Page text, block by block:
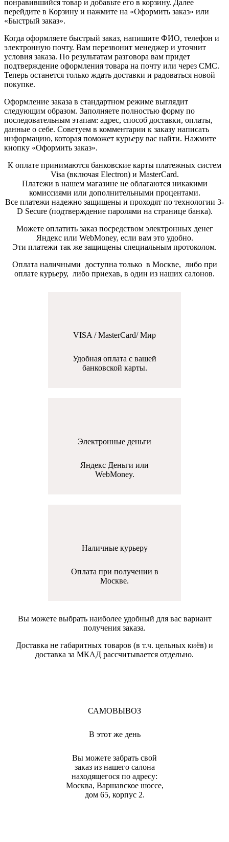
понравившийся товар и добавьте его в корзину. Далее
перейдите в Корзину и нажмите на «Оформить заказ» или
«Быстрый заказ».
Когда оформляете быстрый заказ, напишите ФИО, телефон и
электронную почту. Вам перезвонит менеджер и уточнит
условия заказа. По результатам разговора вам придет
подтверждение оформления товара на почту или через СМС.
Теперь останется только ждать доставки и радоваться новой
покупке.
Оформление заказа в стандартном режиме выглядит
следующим образом. Заполняете полностью форму по
последовательным этапам: адрес, способ доставки, оплаты,
данные о себе. Советуем в комментарии к заказу написать
информацию, которая поможет курьеру вас найти. Нажмите
кнопку «Оформить заказ».
К оплате принимаются банковские карты платежных систем
Visa (включая Electron) и MasterCard.
Платежи в нашем магазине не облагаются никакими
комиссиями или дополнительными процентами.
Все платежи надежно защищены и проходят по технологии 3-
D Secure (подтверждение паролями на странице банка).
Можете оплатить заказ посредством электронных денег
Яндекс или WebMoney, если вам это удобно.
Эти платежи так же защищены специальным протоколом.
Оплата наличными доступна только в Москве, либо при
оплате курьеру, либо приехав, в один из наших салонов.
VISA / MasterCard/ Мир
Удобная оплата с вашей
банковской карты.
Электронные деньги
Яндекс Деньги или
WebMoney.
Наличные курьеру
Оплата при получении в
Москве.
Вы можете выбрать наиболее удобный для вас вариант
получения заказа.
Доставка не габаритных товаров (в т.ч. цельных киёв) и
доставка за МКАД рассчитывается отдельно.
САМОВЫВОЗ
В этот же день
Вы можете забрать свой
заказ из нашего салона
находящегося по адресу:
Москва, Варшавское шоссе,
дом 65, корпус 2.